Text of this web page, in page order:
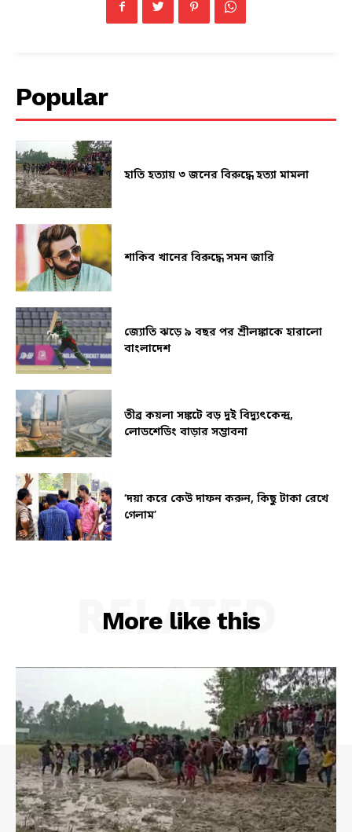
Popular
হাতি হত্যায় ৩ জনের বিরুদ্ধে হত্যা মামলা
শাকিব খানের বিরুদ্ধে সমন জারি
জ্যোতি ঝড়ে ৯ বছর পর শ্রীলঙ্কাকে হারালো
বাংলাদেশ
তীব্র কয়লা সঙ্কটে বড় দুই বিদ্যুৎকেন্দ্র,
লোডশেডিং বাড়ার সম্ভাবনা
‘দয়া করে কেউ দাফন করুন, কিছু টাকা রেখে
গেলাম’
More like this
RELATED